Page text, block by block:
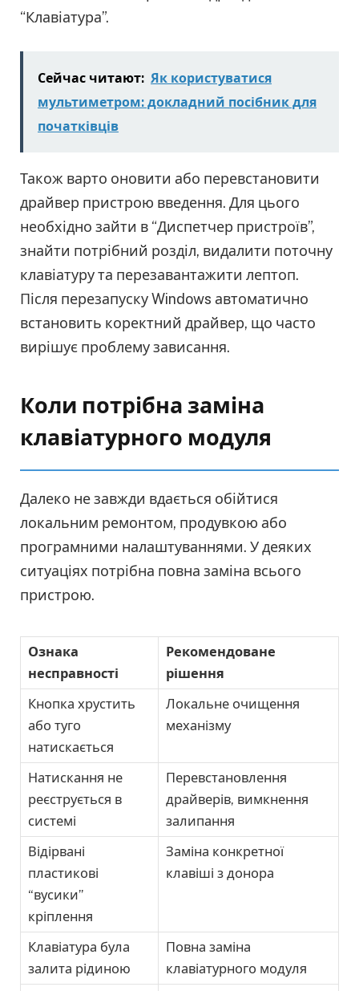
“Клавіатура”.
Сейчас читают: Як користуватися
мультиметром: докладний посібник для
початківців
Також варто оновити або перевстановити
драйвер пристрою введення. Для цього
необхідно зайти в “Диспетчер пристроїв”,
знайти потрібний розділ, видалити поточну
клавіатуру та перезавантажити лептоп.
Після перезапуску Windows автоматично
встановить коректний драйвер, що часто
вирішує проблему зависання.
Коли потрібна заміна
клавіатурного модуля
Далеко не завжди вдається обійтися
локальним ремонтом, продувкою або
програмними налаштуваннями. У деяких
ситуаціях потрібна повна заміна всього
пристрою.
Ознака
несправності
Рекомендоване
рішення
Кнопка хрустить
або туго
натискається
Локальне очищення
механізму
Натискання не
реєструється в
системі
Перевстановлення
драйверів, вимкнення
залипання
Відірвані
пластикові
“вусики”
кріплення
Заміна конкретної
клавіші з донора
Клавіатура була
залита рідиною
Повна заміна
клавіатурного модуля